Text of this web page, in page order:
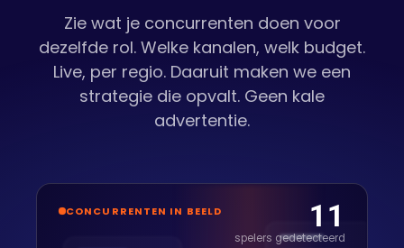
Zie wat je concurrenten doen voor
dezelfde rol. Welke kanalen, welk budget.
Live, per regio. Daaruit maken we een
strategie die opvalt. Geen kale
advertentie.
CONCURRENTEN IN BEELD 11
spelers gedetecteerd